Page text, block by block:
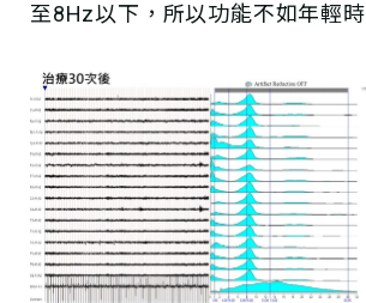
至8Hz以下，所以功能不如年輕時